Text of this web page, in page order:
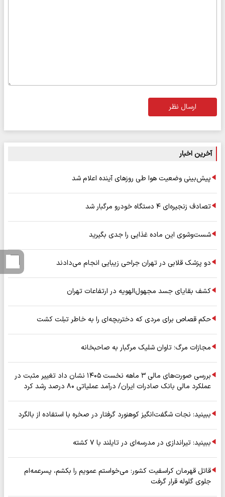
ارسال نظر
آخرین اخبار
پیش‌بینی وضعیت هوا طی روزهای آینده اعلام شد
تصادف زنجیره‌ای ۴ دستگاه خودرو مرگبار شد
شست‌وشوی این ماده غذایی را جدی بگیرید
دو پزشک قلابی در تهران جراحی زیبایی انجام می‌دادند
کشف بقایای جسد مجهول‌الهویه در ارتفاعات تهران
حکم قصاص برای مردی که دختربچه‌ای را به خاطر تبلت کشت
مجازات مرگ؛ تاوان شلیک مرگبار به صاحبخانه
بررسی صورت‌های مالی ۳ ماهه نخست ۱۴۰۵ نشان داد تغییر مثبت در
عملکرد مالی بانک صادرات ایران/ درآمد عملیاتی ۸۰ درصد رشد کرد
ببینید: نجات شگفت‌انگیز کوهنورد گرفتار در صخره با استفاده از بالگرد
ببینید: تیراندازی در مدرسه‌ای در تایلند با ۷ کشته
قاتل قهرمان کراسفیت کشور: می‌خواستم عمویم را بکشم، پسرعمه‌ام
جلوی گلوله قرار گرفت